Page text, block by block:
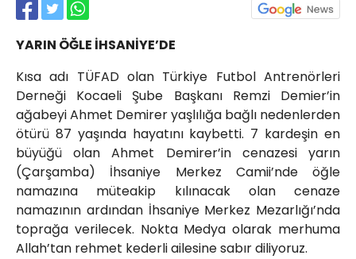
YARIN ÖĞLE İHSANİYE’DE
Kısa adı TÜFAD olan Türkiye Futbol Antrenörleri
Derneği Kocaeli Şube Başkanı Remzi Demier’in
ağabeyi Ahmet Demirer yaşlılığa bağlı nedenlerden
ötürü 87 yaşında hayatını kaybetti. 7 kardeşin en
büyüğü olan Ahmet Demirer’in cenazesi yarın
(Çarşamba) İhsaniye Merkez Camii’nde öğle
namazına müteakip kılınacak olan cenaze
namazının ardından İhsaniye Merkez Mezarlığı’nda
toprağa verilecek. Nokta Medya olarak merhuma
Allah’tan rehmet kederli ailesine sabır diliyoruz.